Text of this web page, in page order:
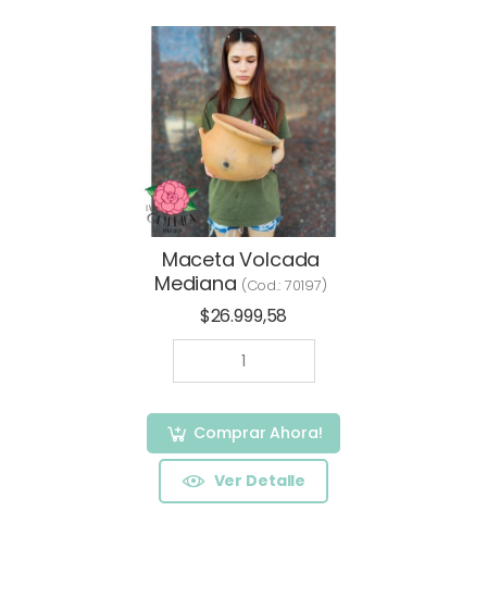
Maceta Volcada
Mediana (Cod.: 70197)
$26.999,58
Comprar Ahora!
Ver Detalle